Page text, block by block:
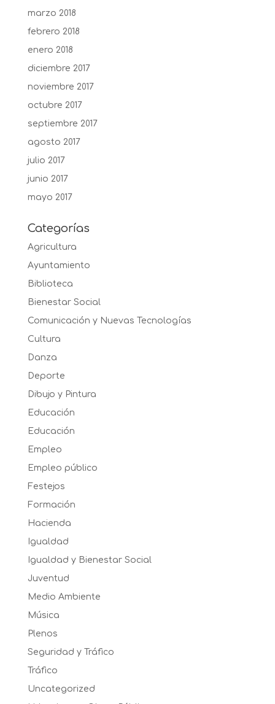
marzo 2018
febrero 2018
enero 2018
diciembre 2017
noviembre 2017
octubre 2017
septiembre 2017
agosto 2017
julio 2017
junio 2017
mayo 2017
Categorías
Agricultura
Ayuntamiento
Biblioteca
Bienestar Social
Comunicación y Nuevas Tecnologías
Cultura
Danza
Deporte
Dibujo y Pintura
Educación
Educación
Empleo
Empleo público
Festejos
Formación
Hacienda
Igualdad
Igualdad y Bienestar Social
Juventud
Medio Ambiente
Música
Plenos
Seguridad y Tráfico
Tráfico
Uncategorized